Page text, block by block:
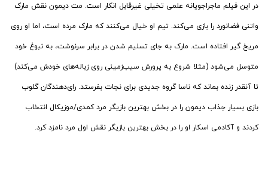
در این فیلم ماجراجویانه علمی تخیلی غیرقابل انکار است. مت دیمون نقش مارک
واتنی فضانورد را بازی می‌کند. تیم او خیال می‌کنند که مارک مرده است، اما او روی
مریخ گیر افتاده است. مارک به جای تسلیم شدن در برابر سرنوشت، به نبوغ خود
متوسل می‌شود (مثلا شروع به پرورش سیب‌زمینی روی زباله‌های خودش می‌کند)
تا آنقدر زنده بماند که ناسا گروه جدیدی برای نجات بفرستد. رای‌دهندگان گلوب
بازی بسیار جذاب دیمون را در بخش بهترین بازیگر مرد کمدی/موزیکال انتخاب
کردند و آکادمی اسکار او را در بخش بهترین بازیگر نقش اول مرد نامزد کرد.